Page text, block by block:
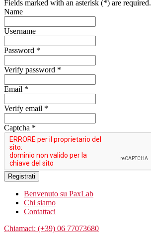
Fields marked with an asterisk (*) are required.
Name
Username
Password *
Verify password *
Email *
Verify email *
Captcha *
Registrati
Benvenuto su PaxLab
Chi siamo
Contattaci
Chiamaci: (+39) 06 77073680